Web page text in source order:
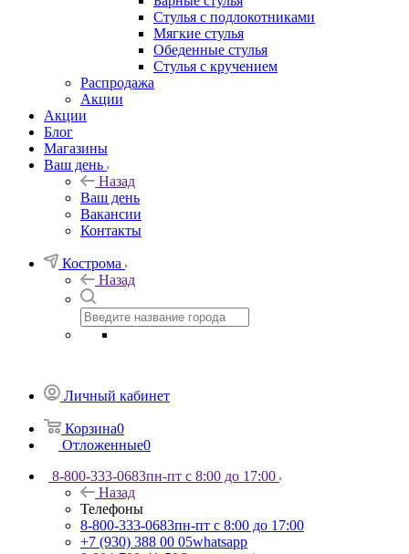
Стулья с подлокотниками
Мягкие стулья
Обеденные стулья
Стулья с кручением
Распродажа
Акции
Акции
Блог
Магазины
Ваш день
Назад
Ваш день
Вакансии
Контакты
Кострома
Назад
Личный кабинет
Корзина0
Отложенные0
8-800-333-0683пн-пт с 8:00 до 17:00
Назад
Телефоны
8-800-333-0683пн-пт с 8:00 до 17:00
+7 (930) 388 00 05whatsapp